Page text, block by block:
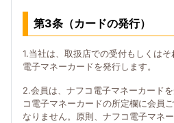
第3条（カードの発行）
1.当社は、取扱店での受付もしくは
電子マネーカードを発行します。
2.会員は、ナフコ電子マネーカード
コ電子マネーカードの所定欄に会員
なりません。原則、ナフコ電子マネ